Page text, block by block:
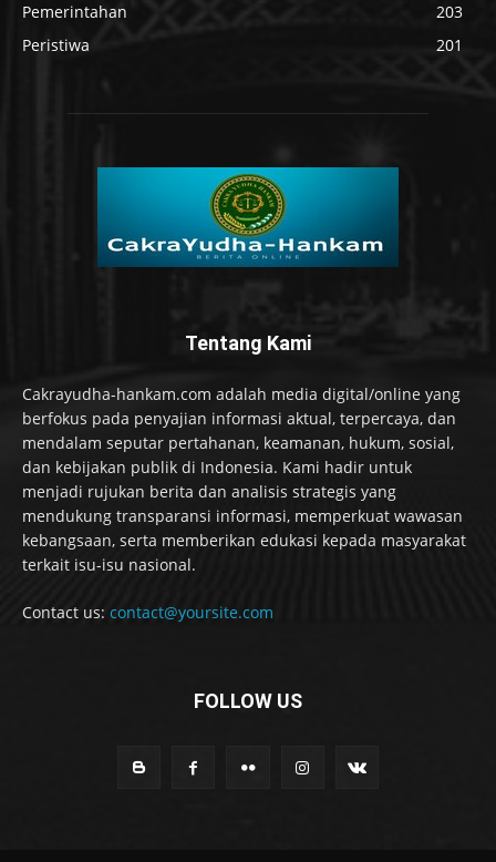
Pemerintahan
203
Peristiwa
201
Tentang Kami
Cakrayudha-hankam.com adalah media digital/online yang
berfokus pada penyajian informasi aktual, terpercaya, dan
mendalam seputar pertahanan, keamanan, hukum, sosial,
dan kebijakan publik di Indonesia. Kami hadir untuk
menjadi rujukan berita dan analisis strategis yang
mendukung transparansi informasi, memperkuat wawasan
kebangsaan, serta memberikan edukasi kepada masyarakat
terkait isu-isu nasional.
Contact us: contact@yoursite.com
FOLLOW US